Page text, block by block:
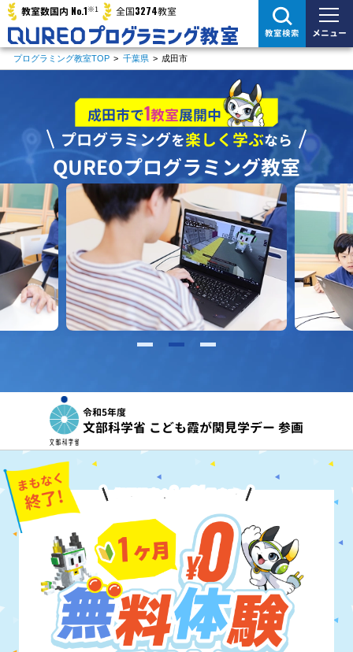
教室数国内 No.1※1 全国3274教室
教室検索 メニュー
プログラミング教室TOP > 千葉県 > 成田市
成田市で1教室展開中
プログラミングを楽しく学ぶなら
QUREOプログラミング教室
令和5年度
文部科学省 こども霞が関見学デー 参画
期間限定！8月 31 まで